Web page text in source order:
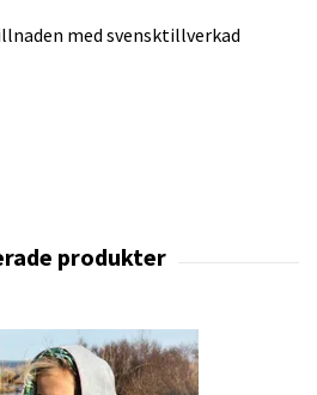
med svensktillverkad